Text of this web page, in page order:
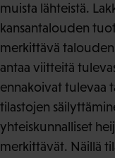
muista lähteistä.
kansantalouden
merkittävä
antaa viitteitä
ennakoivat tulevaa
tilastojen
yhteiskunnalliset
merkittävät. Näillä